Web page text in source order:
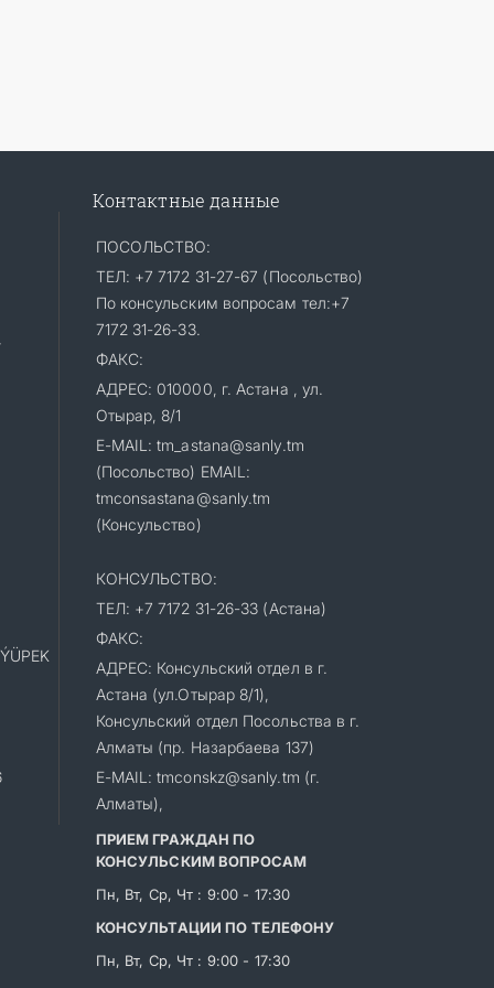
Контактные данные
ПОСОЛЬСТВО:
ТЕЛ: +7 7172 31-27-67 (Посольство)
По консульским вопросам тел:+7
7172 31-26-33.
ФАКС:
АДРЕС: 010000, г. Астана , ул.
Отырар, 8/1
E-MAIL: tm_astana@sanly.tm
(Посольство) EMAIL:
tmconsastana@sanly.tm
(Консульство)
КОНСУЛЬСТВО:
ТЕЛ: +7 7172 31-26-33 (Астана)
ФАКС:
АДРЕС: Консульский отдел в г.
Астана (ул.Отырар 8/1),
Консульский отдел Посольства в г.
Алматы (пр. Назарбаева 137)
E-MAIL: tmconskz@sanly.tm (г.
Алматы),
ПРИЕМ ГРАЖДАН ПО
КОНСУЛЬСКИМ ВОПРОСАМ
Пн, Вт, Ср, Чт : 9:00 - 17:30
КОНСУЛЬТАЦИИ ПО ТЕЛЕФОНУ
Пн, Вт, Ср, Чт : 9:00 - 17:30